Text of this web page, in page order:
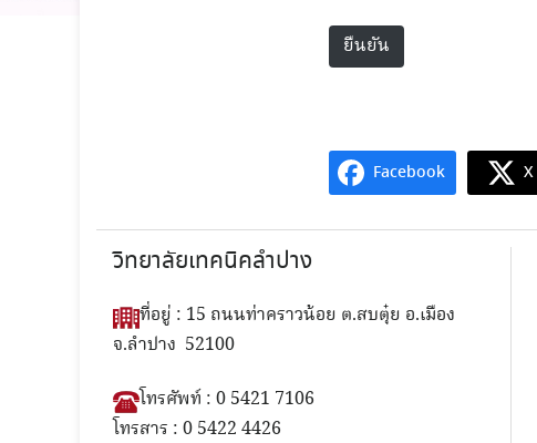
Facebook X
วิทยาลัยเทคนิคลำปาง
ที่อยู่ : 15 ถนนท่าคราวน้อย ต.สบตุ๋ย อ.เมือง
จ.ลำปาง 52100
โทรศัพท์ : 0 5421 7106
โทรสาร : 0 5422 4426